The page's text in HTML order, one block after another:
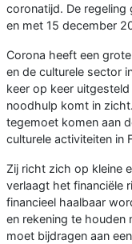
coronatijd. De
en met 15 december
Corona heeft een
en de culturele sector
keer op keer
noodhulp komt in
tegemoet komen aan
culturele activiteiten in
Zij richt zich op kleine
verlaagt het financiële
financieel haalbaar
en rekening te houden
moet bijdragen aan